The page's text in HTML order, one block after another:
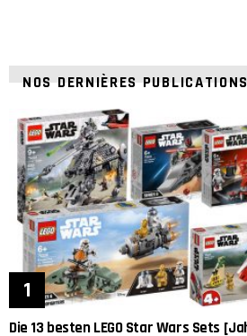
NOS DERNIÈRES
Die 13 besten LEGO Star Wars Sets